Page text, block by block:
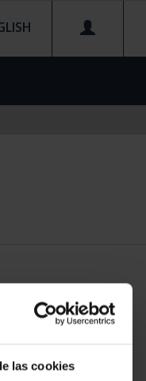
las cookies